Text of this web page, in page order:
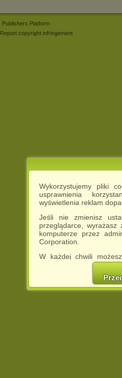
Wykorzystujemy pliki
usprawnienia
wyświetlenia reklam
Jeśli nie zmienisz
przeglądarce,
komputerze przez
Corporation.
W każdej chwili
cookies w swojej
w naszej
http://chomikuj.pl/
Publishers Platform
Report copyright infringement